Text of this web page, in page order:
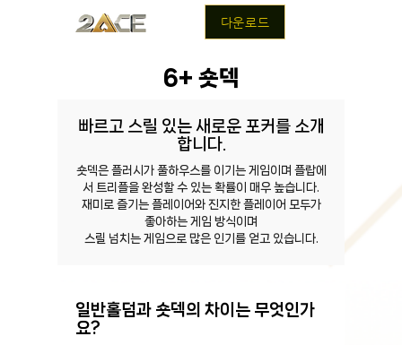
다운로드
6+ 숏덱
빠르고 스릴 있는 새로운 포커를 소개
합니다.
숏덱은 플러시가 풀하우스를 이기는 게임이며 플랍에
서 트리플을 완성할 수 있는 확률이 매우 높습니다.
재미로 즐기는 플레이어와 진지한 플레이어 모두가
좋아하는 게임 방식이며
스릴 넘치는 게임으로 많은 인기를 얻고 있습니다.
일반홀덤과 숏덱의 차이는 무엇인가
요?